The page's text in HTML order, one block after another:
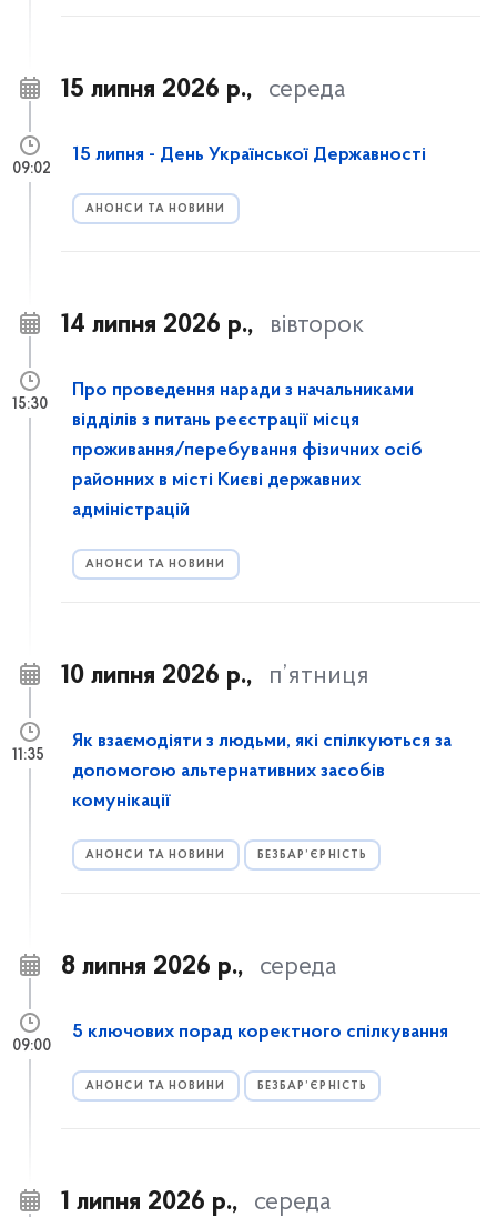
15 липня 2026 р., середа
15 липня - День Української Державності
АНОНСИ ТА НОВИНИ
09:02
14 липня 2026 р., вівторок
Про проведення наради з начальниками
відділів з питань реєстрації місця
проживання/перебування фізичних осіб
районних в місті Києві державних
адміністрацій
АНОНСИ ТА НОВИНИ
15:30
10 липня 2026 р., п’ятниця
Як взаємодіяти з людьми, які спілкуються за
допомогою альтернативних засобів
комунікації
АНОНСИ ТА НОВИНИ БЕЗБАР’ЄРНІСТЬ
11:35
8 липня 2026 р., середа
5 ключових порад коректного спілкування
АНОНСИ ТА НОВИНИ БЕЗБАР’ЄРНІСТЬ
09:00
1 липня 2026 р., середа